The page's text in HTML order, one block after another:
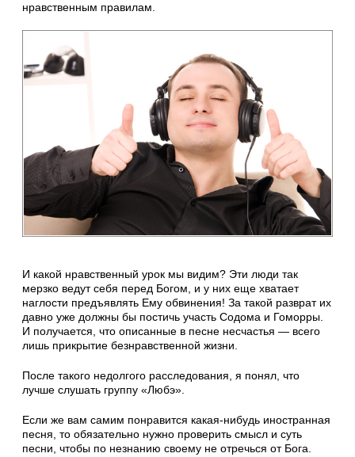
нравственным правилам.
И какой нравственный урок мы видим? Эти люди так
мерзко ведут себя перед Богом, и у них еще хватает
наглости предъявлять Ему обвинения! За такой разврат их
давно уже должны бы постичь участь Содома и Гоморры.
И получается, что описанные в песне несчастья — всего
лишь прикрытие безнравственной жизни.
После такого недолгого расследования, я понял, что
лучше слушать группу «Любэ».
Если же вам самим понравится какая-нибудь иностранная
песня, то обязательно нужно проверить смысл и суть
песни, чтобы по незнанию своему не отречься от Бога.